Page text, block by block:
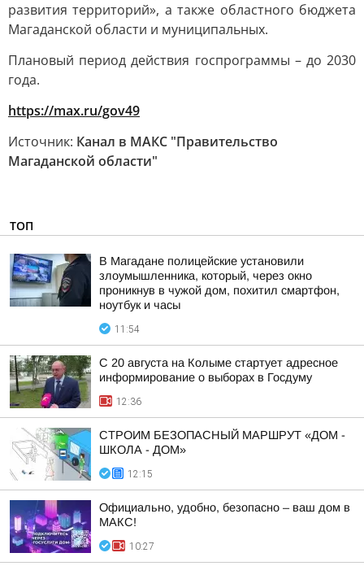
развития территорий», а также областного бюджета
Магаданской области и муниципальных.
Плановый период действия госпрограммы – до 2030
года.
https://max.ru/gov49
Источник: Канал в МАКС "Правительство
Магаданской области"
ТОП
В Магадане полицейские установили
злоумышленника, который, через окно
проникнув в чужой дом, похитил смартфон,
ноутбук и часы
11:54
С 20 августа на Колыме стартует адресное
информирование о выборах в Госдуму
12:36
СТРОИМ БЕЗОПАСНЫЙ МАРШРУТ «ДОМ -
ШКОЛА - ДОМ»
12:15
Официально, удобно, безопасно – ваш дом в
МАКС!
10:27